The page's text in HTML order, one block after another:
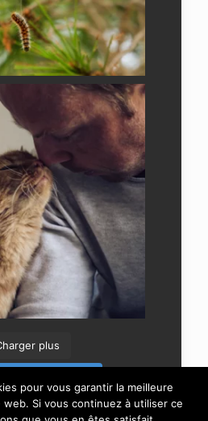
plus
pour vous garantir la meilleure
Si vous continuez à utiliser ce